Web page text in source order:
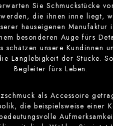
Sie Schmuckstücke
die ihnen inne liegt,
hauseigenen Manufaktur
besonderen Auge fürs
schätzen unsere Kundinnen
Langlebigkeit der Stücke.
Begleiter fürs Leben.
als Accessoire
die beispielsweise einer